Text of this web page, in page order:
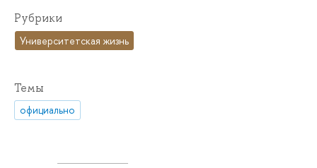
Рубрики
Университетская жизнь
Темы
официально